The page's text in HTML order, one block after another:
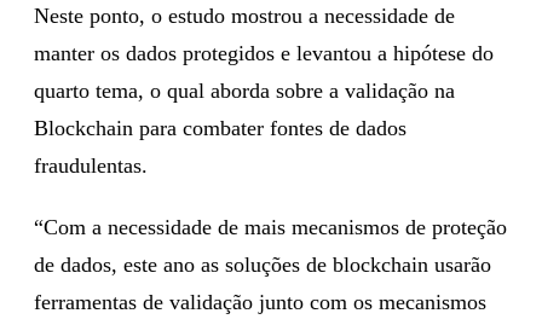
Neste ponto, o estudo mostrou a necessidade de
manter os dados protegidos e levantou a hipótese do
quarto tema, o qual aborda sobre a validação na
Blockchain para combater fontes de dados
fraudulentas.
“Com a necessidade de mais mecanismos de proteção
de dados, este ano as soluções de blockchain usarão
ferramentas de validação junto com os mecanismos